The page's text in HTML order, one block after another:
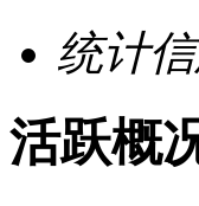
统计
活跃概